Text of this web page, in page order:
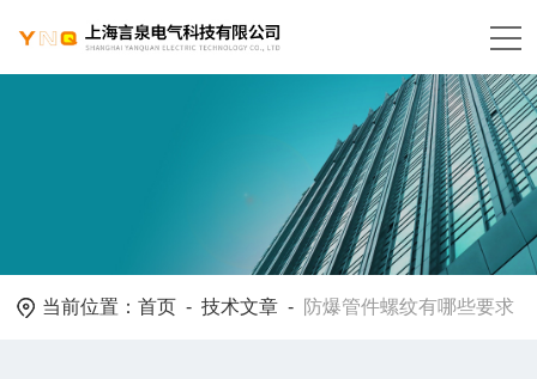
当前位置：首页 -技术文章 - 防爆管件螺纹有哪些要求